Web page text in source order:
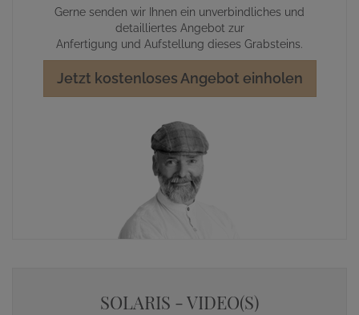
Gerne senden wir Ihnen ein unverbindliches und
detailliertes Angebot zur
Anfertigung und Aufstellung dieses Grabsteins.
Jetzt kostenloses Angebot einholen
SOLARIS - VIDEO(S)